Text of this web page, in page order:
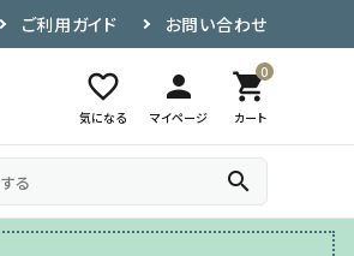
ご利用ガイド お問い合わせ
favorite_border
気になる
person
マイページ
0
shopping_cart
カート
search